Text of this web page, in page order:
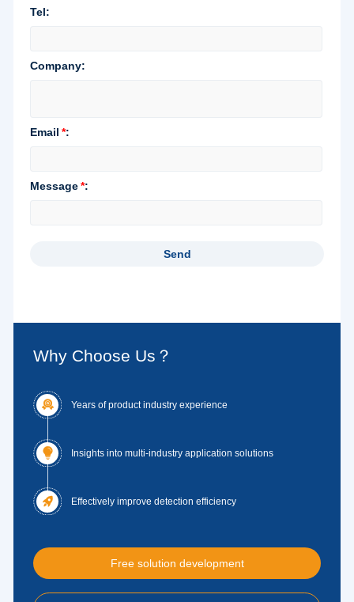
Why Choose Us？
 Years of product industry experience
 Insights into multi-industry application solutions
 Effectively improve detection efficiency
Free solution development